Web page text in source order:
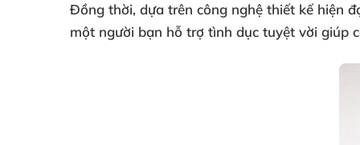
Đồng thời, dựa trên công nghệ thiết kế hiện
một người bạn hỗ trợ tình dục tuyệt vời giúp